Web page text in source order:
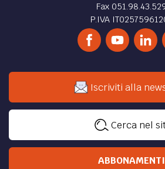
Fax
P.IVA
Iscriviti alla
Cerca nel
ABBONAMENTI